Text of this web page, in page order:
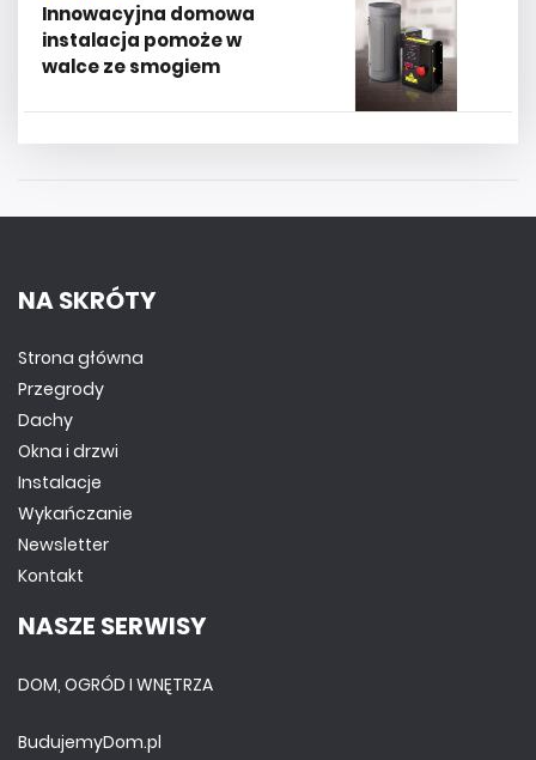
Innowacyjna domowa
instalacja pomoże w
walce ze smogiem
NA SKRÓTY
Strona główna
Przegrody
Dachy
Okna i drzwi
Instalacje
Wykańczanie
Newsletter
Kontakt
NASZE SERWISY
DOM, OGRÓD I WNĘTRZA
BudujemyDom.pl